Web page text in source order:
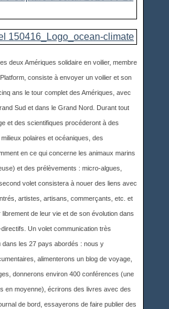
deux Amériques solidaire en voilier, membre
consiste à envoyer un voilier et son
ans le tour complet des Amériques, avec
Sud et dans le Grand Nord. Durant tout
et des scientifiques procéderont à des
polaires et océaniques, des
en ce qui concerne les animaux marins
et des prélèvements : micro-algues,
volet consistera à nouer des liens avec
artistes, artisans, commerçants, etc. et
de leur vie et de son évolution dans
Un volet communication très
dans les 27 pays abordés : nous y
alimenterons un blog de voyage,
donnerons environ 400 conférences (une
en moyenne), écrirons des livres avec des
de bord, essayerons de faire publier des